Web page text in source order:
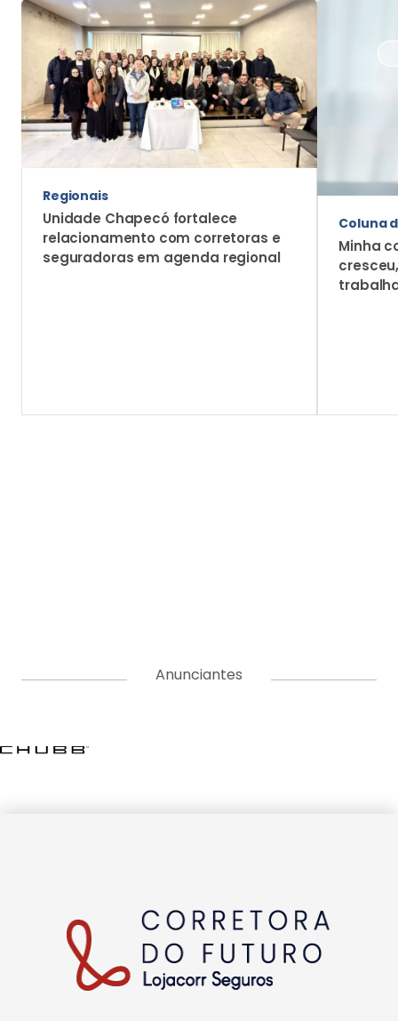
Regionais
Unidade Chapecó fortalece
relacionamento com corretoras e
seguradoras em agenda regional
Coluna
Minha
Anunciantes